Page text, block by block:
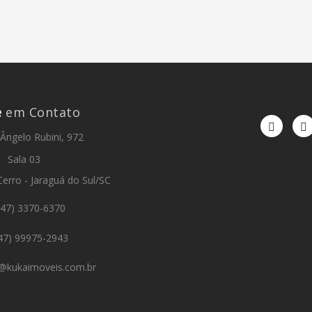
em Contato
Rubini, 972
Sala 03
- Jaraguá do Sul/SC
3370-6370
99975-2943